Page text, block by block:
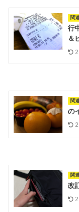
関
行
＆
関
の
関
改